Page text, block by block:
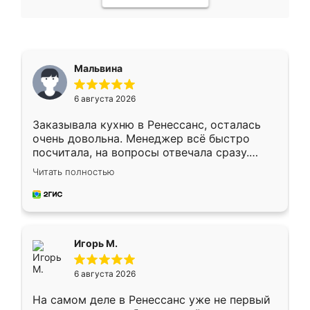
Мальвина
6 августа 2026
Заказывала кухню в Ренессанс, осталась
очень довольна. Менеджер всё быстро
посчитала, на вопросы отвечала сразу.
Замерщик приехал в субботу, подошёл к
делу со всей ответственностью. Собрали
за день, ребята работали аккуратно, даже
Читать полностью
Игорь М.
6 августа 2026
На самом деле в Ренессанс уже не первый